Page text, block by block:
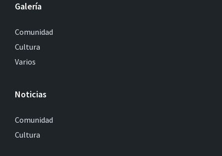
Galería
Comunidad
Cultura
Varios
Noticias
Comunidad
Cultura